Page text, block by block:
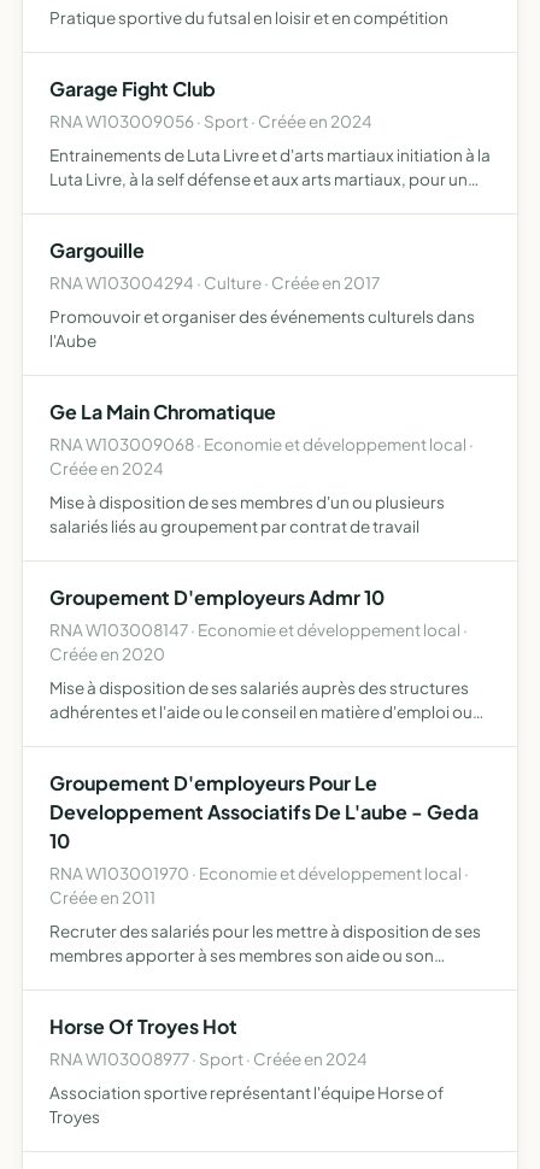
Pratique sportive du futsal en loisir et en compétition
Garage Fight Club
RNA W103009056 · Sport · Créée en 2024
Entrainements de Luta Livre et d'arts martiaux initiation à la
Luta Livre, à la self défense et aux arts martiaux, pour un
Gargouille
RNA W103004294 · Culture · Créée en 2017
Promouvoir et organiser des événements culturels dans
l'Aube
Ge La Main Chromatique
RNA W103009068 · Economie et développement local ·
Créée en 2024
Mise à disposition de ses membres d'un ou plusieurs
salariés liés au groupement par contrat de travail
Groupement D'employeurs Admr 10
RNA W103008147 · Economie et développement local ·
Créée en 2020
Mise à disposition de ses salariés auprès des structures
adhérentes et l'aide ou le conseil en matière d'emploi ou
Groupement D'employeurs Pour Le
Developpement Associatifs De L'aube - Geda
10
RNA W103001970 · Economie et développement local ·
Créée en 2011
Recruter des salariés pour les mettre à disposition de ses
membres apporter à ses membres son aide ou son
Horse Of Troyes Hot
RNA W103008977 · Sport · Créée en 2024
Association sportive représentant l'équipe Horse of
Troyes